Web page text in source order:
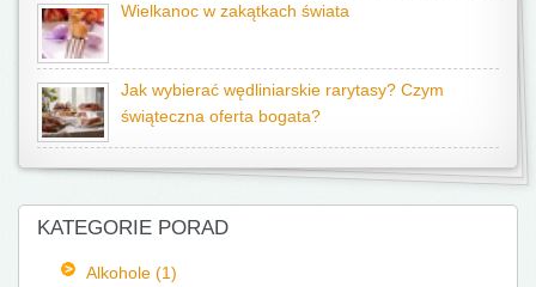
Wielkanoc w zakątkach świata
Jak wybierać wędliniarskie rarytasy? Czym
świąteczna oferta bogata?
KATEGORIE PORAD
Alkohole (1)